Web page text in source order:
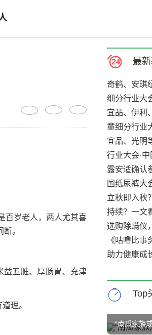
百岁老人，两人尤其喜
。
益五脏、厚肠胃、充津
理。
最新
奇鹤、安琪
细分行业大
宜品、伊利
童细分行业
宜品、光明
行业大会·
露安适确认
国纸尿裤大
立秋即入秋
持续？一文
选购除螨仪
《咕噜比
助力健康成
Top
“南瓜家族